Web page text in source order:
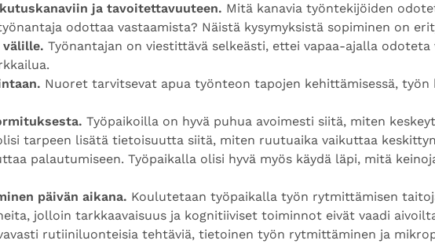
ja tavoitettavuuteen. Mitä kanavia työntekijöiden
odottaa vastaamista? Näistä kysymyksistä sopiminen on
välille. Työnantajan on viestittävä selkeästi, ettei vapaa-ajalla
Nuoret tarvitsevat apua työnteon tapojen kehittämisessä, työn
Työpaikoilla on hyvä puhua avoimesti siitä, miten
tarpeen lisätä tietoisuutta siitä, miten ruutuaika vaikuttaa
palautumiseen. Työpaikalla olisi hyvä myös käydä läpi, mitä
päivän aikana. Koulutetaan työpaikalla työn rytmittämisen
jolloin tarkkaavaisuus ja kognitiiviset toiminnot eivät vaadi
rutiiniluonteisia tehtäviä, tietoinen työn rytmittäminen ja